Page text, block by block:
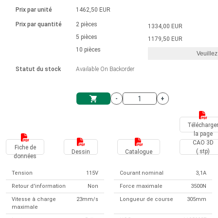
Système d'unité
Solénoïdes
Ø 28-42| 1-1400 rpm | <= 290Ncm
Contrôleur de moteur CC sans
Pilotes de moteurs à courant
continu à balais série DPWM
Pilotes de moteur pas à pas
Synchrone-Asynchrone | pour 1-4 actionneurs
Boîtes de contrôle
Synchrone-Asynchrone | pour 1-4 actionneurs
Français (EUR)
Norsk (NOK)
Suomi (EUR)
Svenska (SEK)
Prix par unité
Prix par quantité
Statut du stock
1462,50 EUR
2 pièces
5 pièces
10 pièces
Available On Backorder
1334,00 EUR
1179,50 EUR
- +
Télécharger
la page
Fiche de
données
Dessin Catalogue
CAO 3D
(.stp)
Tension 115V Courant nominal 3,1A
Retour d'information Non Force maximale 3500N
Vitesse à charge
maximale
23mm/s Longueur de course 305mm